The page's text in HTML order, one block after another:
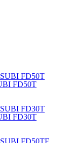
FD50T
FD30T